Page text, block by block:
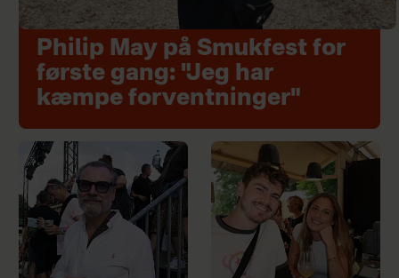
Philip May på Smukfest for
første gang: "Jeg har
kæmpe forventninger"